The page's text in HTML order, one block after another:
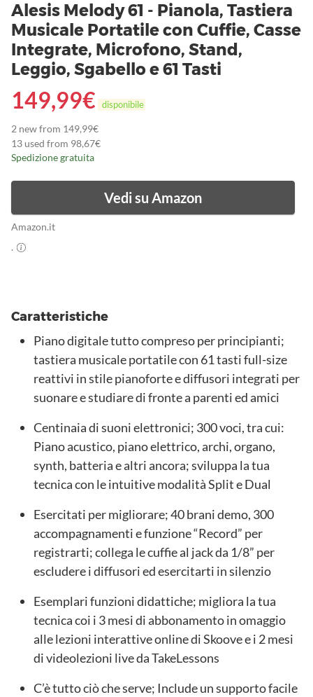
Alesis Melody 61 - Pianola, Tastiera
Musicale Portatile con Cuffie, Casse
Integrate, Microfono, Stand,
Leggio, Sgabello e 61 Tasti
149,99€ disponibile
2 new from 149,99€
13 used from 98,67€
Spedizione gratuita
Vedi su Amazon
Amazon.it
.
Caratteristiche
Piano digitale tutto compreso per principianti;
tastiera musicale portatile con 61 tasti full-size
reattivi in stile pianoforte e diffusori integrati per
suonare e studiare di fronte a parenti ed amici
Centinaia di suoni elettronici; 300 voci, tra cui:
Piano acustico, piano elettrico, archi, organo,
synth, batteria e altri ancora; sviluppa la tua
tecnica con le intuitive modalità Split e Dual
Esercitati per migliorare; 40 brani demo, 300
accompagnamenti e funzione “Record” per
registrarti; collega le cuffie al jack da 1/8” per
escludere i diffusori ed esercitarti in silenzio
Esemplari funzioni didattiche; migliora la tua
tecnica coi i 3 mesi di abbonamento in omaggio
alle lezioni interattive online di Skoove e i 2 mesi
di videolezioni live da TakeLessons
C’è tutto ciò che serve; Include un supporto facile